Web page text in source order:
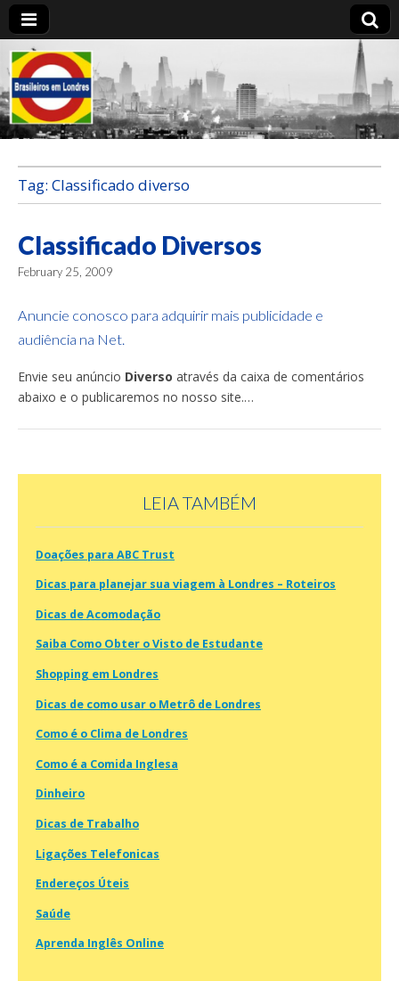
Brasileiros em
Londres
Tag: Classificado diverso
Classificado Diversos
February 25, 2009
Anuncie conosco para adquirir mais publicidade e
audiência na Net.
Envie seu anúncio Diverso através da caixa de comentários
abaixo e o publicaremos no nosso site.…
LEIA TAMBÉM
Doações para ABC Trust
Dicas para planejar sua viagem à Londres – Roteiros
Dicas de Acomodação
Saiba Como Obter o Visto de Estudante
Shopping em Londres
Dicas de como usar o Metrô de Londres
Como é o Clima de Londres
Como é a Comida Inglesa
Dinheiro
Dicas de Trabalho
Ligações Telefonicas
Endereços Úteis
Saúde
Aprenda Inglês Online